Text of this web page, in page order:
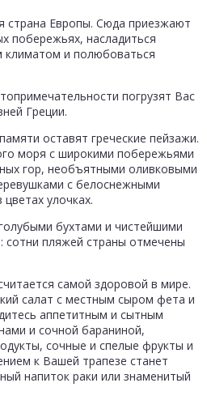
страна Европы. Сюда приезжают
побережьях, насладиться
климатом и полюбоваться
погрузят Вас
Греции.
оставят греческие пейзажи.
моря с широкими побережьями
гор, необъятными оливковыми
с белоснежными
улочках.
бухтами и чистейшими
пляжей страны отмечены
самой здоровой в мире.
салат с местным сыром фета и
аппетитным и сытным
и сочной бараниной,
сочные и спелые фрукты и
к Вашей трапезе станет
напиток раки или знаменитый